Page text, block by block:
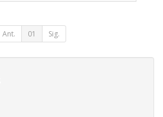
Ant. 01 Sig.